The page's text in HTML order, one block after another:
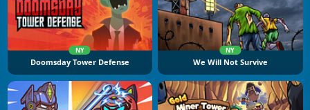
NY
Doomsday Tower Defense
NY
We Will Not Survive